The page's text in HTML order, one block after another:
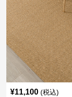
¥11,100 (税込)